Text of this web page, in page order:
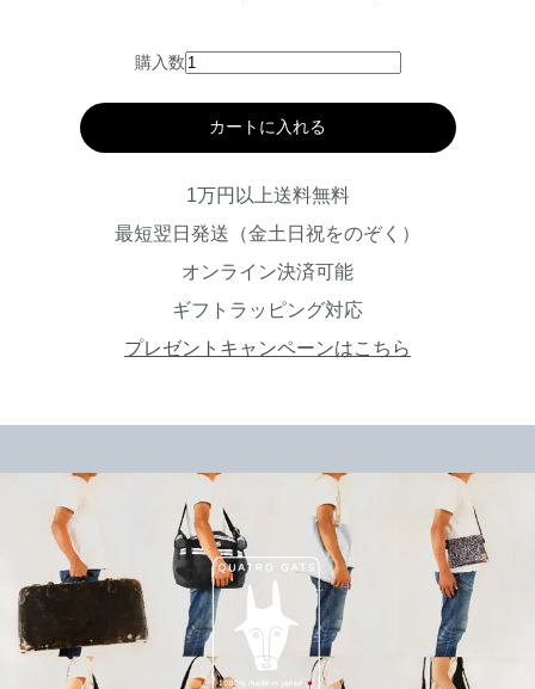
購入数
カートに入れる
1万円以上送料無料
最短翌日発送（金土日祝をのぞく）
オンライン決済可能
ギフトラッピング対応
プレゼントキャンペーンはこちら